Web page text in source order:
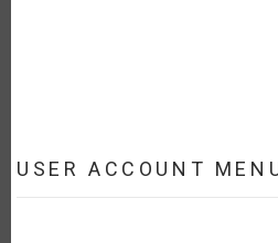
USER ACCOUNT